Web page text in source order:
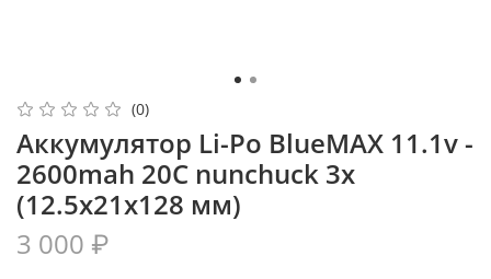
(0)
Аккумулятор Li-Po BlueMAX 11.1v -
2600mah 20C nunchuck 3x
(12.5x21x128 мм)
3 000 ₽